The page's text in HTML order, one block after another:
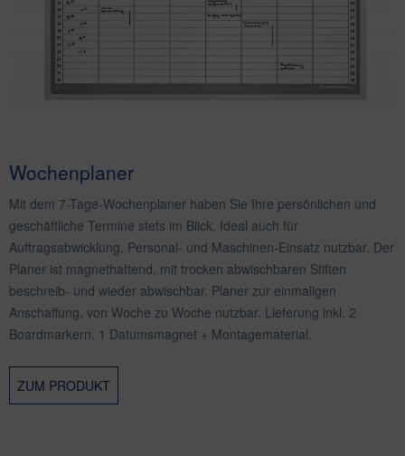
Wochenplaner
Mit dem 7-Tage-Wochenplaner haben Sie Ihre persönlichen und
geschäftliche Termine stets im Blick. Ideal auch für
Auftragsabwicklung, Personal- und Maschinen-Einsatz nutzbar. Der
Planer ist magnethaftend, mit trocken abwischbaren Stiften
beschreib- und wieder abwischbar. Planer zur einmaligen
Anschaffung, von Woche zu Woche nutzbar. Lieferung inkl. 2
Boardmarkern, 1 Datumsmagnet + Montagematerial.
ZUM PRODUKT